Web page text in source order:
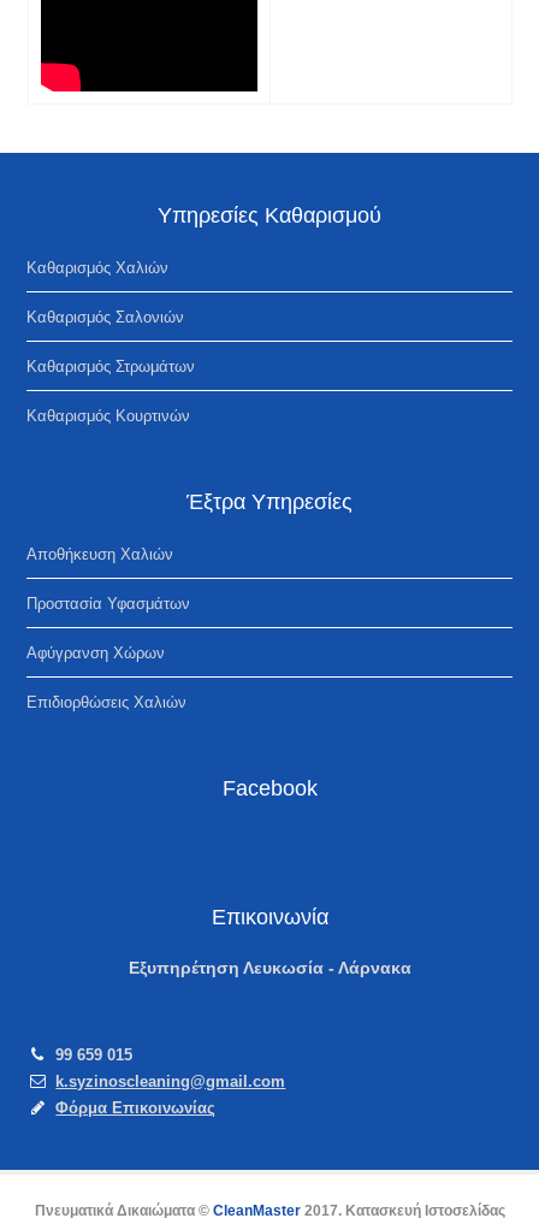
Υπηρεσίες Καθαρισμού
Καθαρισμός Χαλιών
Καθαρισμός Σαλονιών
Kαθαρισμός Στρωμάτων
Καθαρισμός Κουρτινών
Έξτρα Υπηρεσίες
Αποθήκευση Χαλιών
Προστασία Υφασμάτων
Αφύγρανση Χώρων
Επιδιορθώσεις Χαλιών
Facebook
Επικοινωνία
Εξυπηρέτηση Λευκωσία - Λάρνακα
99 659 015
k.syzinoscleaning@gmail.com
Φόρμα Επικοινωνίας
Πνευματικά Δικαιώματα © CleanMaster2017. Κατασκευή Ιστοσελίδας